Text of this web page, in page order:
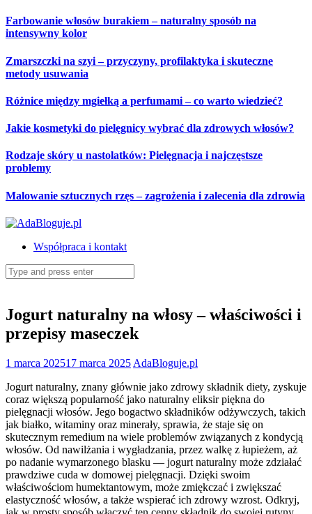
Skip
to
Farbowanie włosów burakiem – naturalny sposób na
intensywny kolor
Zmarszczki na szyi – przyczyny, profilaktyka i skuteczne
metody usuwania
Różnice między mgiełką a perfumami – co warto wiedzieć?
Jakie kosmetyki do pielęgnicy wybrać dla zdrowych włosów?
Rodzaje skóry u nastolatków: Pielęgnacja i najczęstsze
problemy
Malowanie sztucznych rzęs – zagrożenia i zalecenia dla zdrowia
Współpraca i kontakt
Search
for:
Jogurt naturalny na włosy – właściwości i
przepisy maseczek
1 marca 202517 marca 2025 AdaBloguje.pl
Jogurt naturalny, znany głównie jako zdrowy składnik diety, zyskuje
coraz większą popularność jako naturalny eliksir piękna do
pielęgnacji włosów. Jego bogactwo składników odżywczych, takich
jak białko, witaminy oraz minerały, sprawia, że staje się on
skutecznym remedium na wiele problemów związanych z kondycją
włosów. Od nawilżania i wygładzania, przez walkę z łupieżem, aż
po nadanie wymarzonego blasku — jogurt naturalny może zdziałać
prawdziwe cuda w domowej pielęgnacji. Dzięki swoim
właściwościom humektantowym, może zmiękczać i zwiększać
elastyczność włosów, a także wspierać ich zdrowy wzrost. Odkryj,